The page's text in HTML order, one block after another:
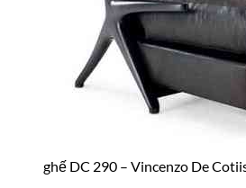
ghế DC 290 – Vincenzo De